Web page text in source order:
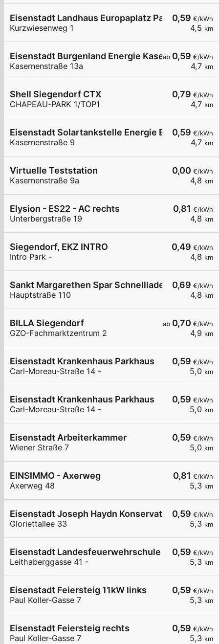
0,59 €/kWh
4,5 km
Eisenstadt Landhaus Europaplatz Parkplatz
Kurzwiesenweg 1
ab 0,59 €/kWh
4,7 km
Eisenstadt Burgenland Energie Kasernenstraße
Kasernenstraße 13a
0,79 €/kWh
4,7 km
Shell Siegendorf CTX
CHAPEAU-PARK 1/TOP1
0,59 €/kWh
4,7 km
Eisenstadt Solartankstelle Energie Burgenland
Kasernenstraße 9
0,00 €/kWh
4,8 km
Virtuelle Teststation
Kasernenstraße 9a
0,81 €/kWh
4,8 km
Elysion - ES22 - AC rechts
Unterbergstraße 19
0,49 €/kWh
4,8 km
Siegendorf, EKZ INTRO
Intro Park -
0,69 €/kWh
4,8 km
Sankt Margarethen Spar Schnelllader DC150
Hauptstraße 110
ab 0,70 €/kWh
4,9 km
BILLA Siegendorf
GZO-Fachmarktzentrum 2
0,59 €/kWh
5,0 km
Eisenstadt Krankenhaus Parkhaus
Carl-Moreau-Straße 14 -
0,59 €/kWh
5,0 km
Eisenstadt Krankenhaus Parkhaus
Carl-Moreau-Straße 14 -
0,59 €/kWh
5,0 km
Eisenstadt Arbeiterkammer
Wiener Straße 7
0,81 €/kWh
5,3 km
EINSIMMO - Axerweg
Axerweg 48
0,59 €/kWh
5,3 km
Eisenstadt Joseph Haydn Konservatorium
Gloriettallee 33
0,59 €/kWh
5,3 km
Eisenstadt Landesfeuerwehrschule
Leithaberggasse 41 -
0,59 €/kWh
5,3 km
Eisenstadt Feiersteig 11kW links
Paul Koller-Gasse 7
0,59 €/kWh
5,3 km
Eisenstadt Feiersteig rechts
Paul Koller-Gasse 7